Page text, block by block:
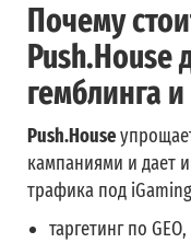
Почему
Push.House
гемблинга и
Push.House
кампаниями и дает
трафика под
таргетинг по